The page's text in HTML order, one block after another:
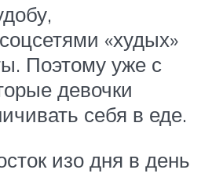
«худых»
Поэтому уже с
девочки
себя в еде.
изо дня в день